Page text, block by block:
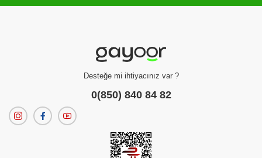
45.00 TL
Desteğe mi ihtiyacınız var ?
0(850) 840 84 82